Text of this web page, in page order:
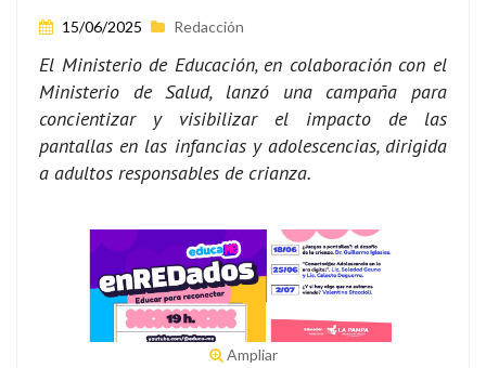
15/06/2025 Redacción
El Ministerio de Educación, en colaboración con el
Ministerio de Salud, lanzó una campaña para
concientizar y visibilizar el impacto de las
pantallas en las infancias y adolescencias, dirigida
a adultos responsables de crianza.
Ampliar